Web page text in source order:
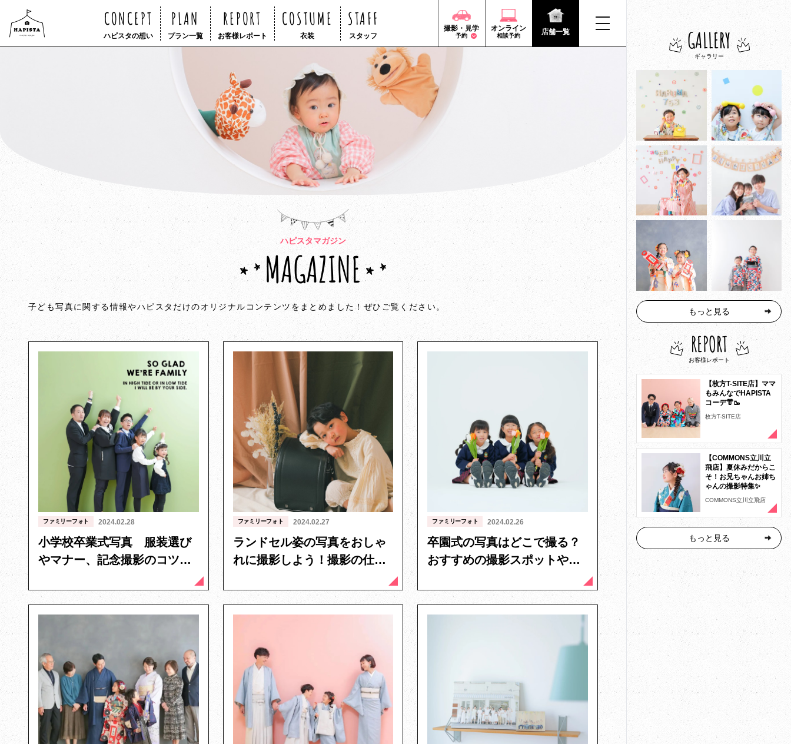
CONCEPT
ハピスタの想い
PLAN
プラン一覧
REPORT
お客様レポート
COSTUME
衣装
STAFF
スタッフ
撮影・見学
予約
オンライン
相談予約 店舗一覧
ハピスタマガジン
MAGAZINE
子ども写真に関する情報やハピスタだけのオリジナルコンテンツをまとめました！ぜひご覧ください。
ファミリーフォト 2024.02.28
小学校卒業式写真 服装選び
やマナー、記念撮影のコツを
ファミリーフォト 2024.02.27
ランドセル姿の写真をおしゃ
れに撮影しよう！撮影の仕方
ファミリーフォト 2024.02.26
卒園式の写真はどこで撮る？
おすすめの撮影スポットや撮
GALLERY
ギャラリー
もっと見る
REPORT
お客様レポート
【枚方T-SITE店】ママ
もみんなでHAPISTA
コーデ👘🥾
枚方T-SITE店
【COMMONS立川立
飛店】夏休みだからこ
そ！お兄ちゃんお姉ち
ゃんの撮影特集✨
COMMONS立川立飛店
もっと見る